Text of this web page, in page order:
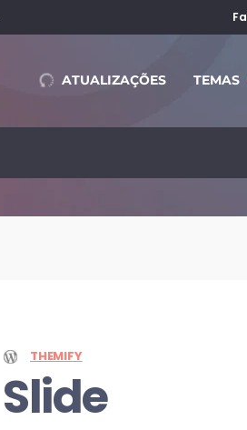
ATUALIZAÇÕES TEMAS
THEMIFY
Slide